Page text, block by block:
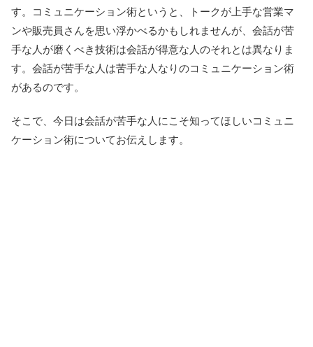
す。コミュニケーション術というと、トークが上手な営業マ
ンや販売員さんを思い浮かべるかもしれませんが、会話が苦
手な人が磨くべき技術は会話が得意な人のそれとは異なりま
す。会話が苦手な人は苦手な人なりのコミュニケーション術
があるのです。
そこで、今日は会話が苦手な人にこそ知ってほしいコミュニ
ケーション術についてお伝えします。